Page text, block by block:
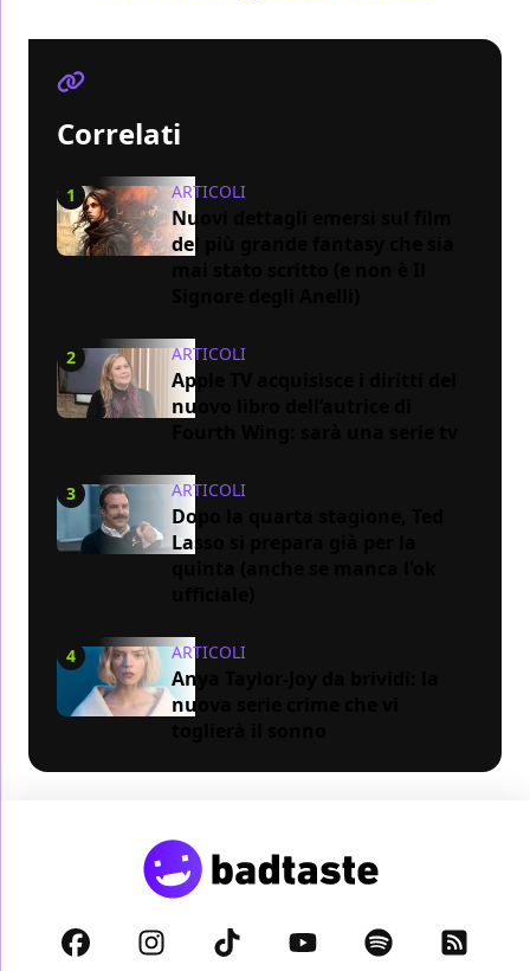
Correlati
1 ARTICOLI
Nuovi dettagli emersi sul film
del più grande fantasy che sia
2 ARTICOLI
Apple TV acquisisce i diritti del
nuovo libro dell’autrice di
3 ARTICOLI
Dopo la quarta stagione, Ted
Lasso si prepara già per la
4 ARTICOLI
Anya Taylor-Joy da brividi: la
nuova serie crime che vi